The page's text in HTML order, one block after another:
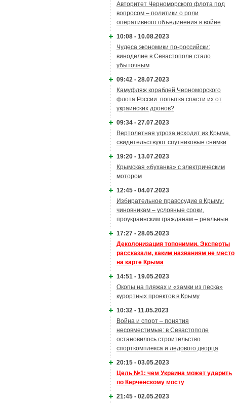
Авторитет Черноморского флота под
вопросом – политики о роли
оперативного объединения в войне
10:08 - 10.08.2023
Чудеса экономики по-российски:
виноделие в Севастополе стало
убыточным
09:42 - 28.07.2023
Камуфляж кораблей Черноморского
флота России: попытка спасти их от
украинских дронов?
09:34 - 27.07.2023
Вертолетная угроза исходит из Крыма,
свидетельствуют спутниковые снимки
19:20 - 13.07.2023
Крымская «буханка» с электрическим
мотором
12:45 - 04.07.2023
Избирательное правосудие в Крыму:
чиновникам – условные сроки,
проукраинским гражданам – реальные
17:27 - 28.05.2023
Деколонизация топонимии. Эксперты
рассказали, каким названиям не место
на карте Крыма
14:51 - 19.05.2023
Окопы на пляжах и «замки из песка»
курортных проектов в Крыму
10:32 - 11.05.2023
Война и спорт – понятия
несовместимые: в Севастополе
остановилось строительство
спорткомплекса и ледового дворца
20:15 - 03.05.2023
Цель №1: чем Украина может ударить
по Керченскому мосту
21:45 - 02.05.2023